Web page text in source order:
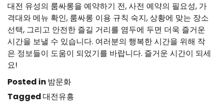
대전 유성의 룸싸롱을 예약하기 전, 사전 예약의 필요성, 가
격대와 메뉴 확인, 룸싸롱 이용 규칙 숙지, 상황에 맞는 장소
선택, 그리고 안전한 즐길 거리를 염두에 두면 더욱 즐거운
시간을 보낼 수 있습니다. 여러분의 행복한 시간을 위해 작
은 정보들이 도움이 되었기를 바랍니다. 즐거운 시간이 되세
요!
Posted in 밤문화
Tagged대전유흥